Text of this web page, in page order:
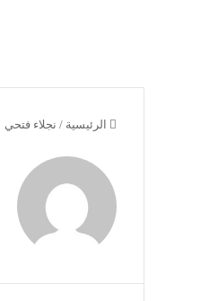
الرئيسية / نجلاء فتحي